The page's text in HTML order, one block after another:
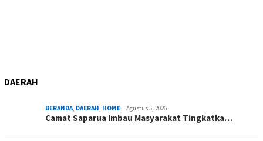
DAERAH
BERANDA, DAERAH, HOME Agustus 5, 2026
Camat Saparua Imbau Masyarakat Tingkatka…